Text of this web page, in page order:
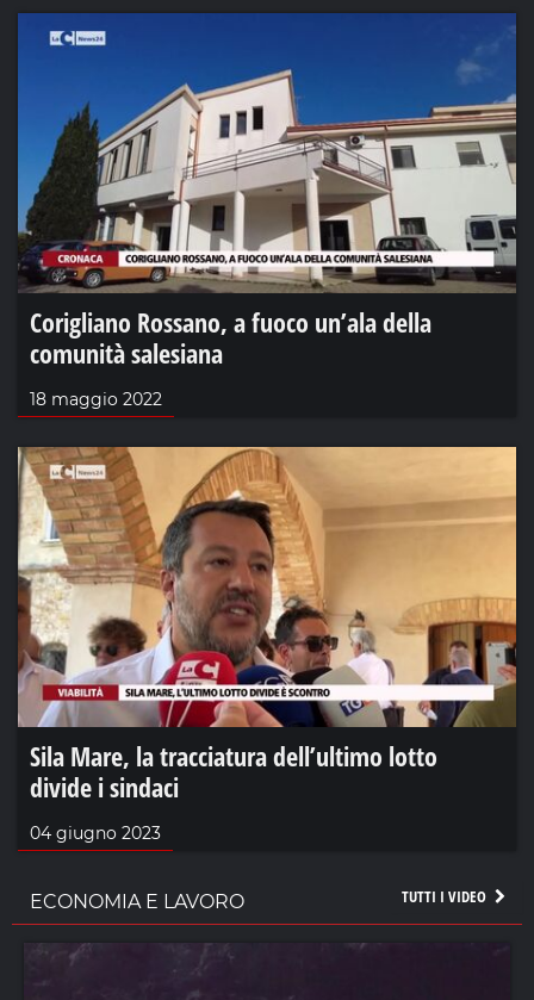
Corigliano Rossano, a fuoco un’ala della
comunità salesiana
18 maggio 2022
Sila Mare, la tracciatura dell’ultimo lotto
divide i sindaci
04 giugno 2023
TUTTI I VIDEO
ECONOMIA E LAVORO